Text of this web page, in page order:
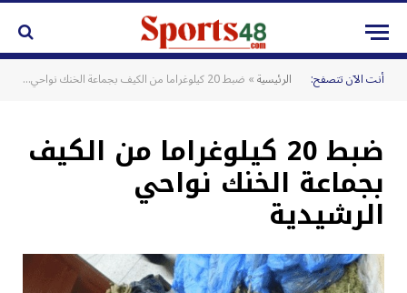
أنت الآن تتصفح: الرئيسية» ضبط 20 كيلوغراما من الكيف بجماعة الخنك نواحي الرشيدية
ضبط 20 كيلوغراما من الكيف
بجماعة الخنك نواحي
الرشيدية